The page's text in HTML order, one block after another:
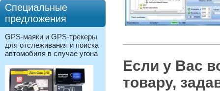
Специальные
предложения
GPS-маяки и GPS-трекеры
для отслеживания и поиска
автомобиля в случае угона
Если у Вас
товару,